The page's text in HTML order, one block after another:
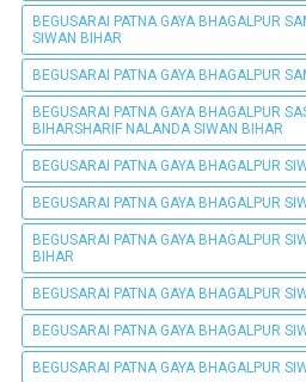
BEGUSARAI PATNA GAYA BHAGALPUR
SIWAN BIHAR
BEGUSARAI PATNA GAYA BHAGALPUR
BEGUSARAI PATNA GAYA BHAGALPUR
BIHARSHARIF NALANDA SIWAN BIHAR
BEGUSARAI PATNA GAYA BHAGALPUR
BEGUSARAI PATNA GAYA BHAGALPUR
BEGUSARAI PATNA GAYA BHAGALPUR
BIHAR
BEGUSARAI PATNA GAYA BHAGALPUR
BEGUSARAI PATNA GAYA BHAGALPUR
BEGUSARAI PATNA GAYA BHAGALPUR